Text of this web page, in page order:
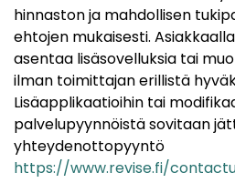
hinnaston ja mahdollisen
ehtojen mukaisesti.
asentaa lisäsovelluksia tai
ilman toimittajan erillistä
Lisäapplikaatioihin tai
palvelupyynnöistä sovitaan
yhteydenottopyyntö
https://www.revise.fi/